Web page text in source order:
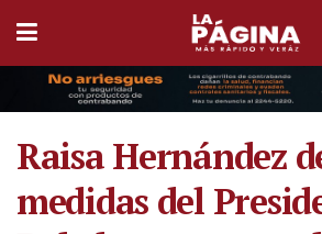
Raisa Hernández
medidas del